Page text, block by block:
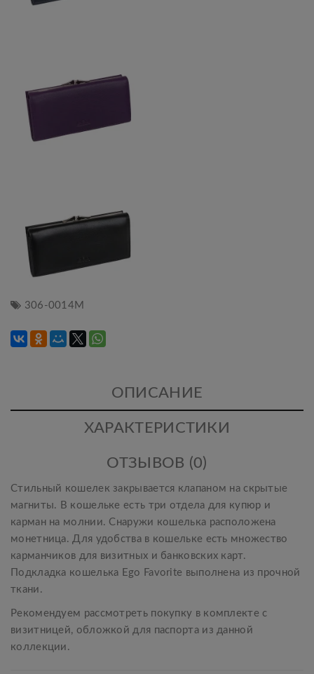
306-0014M
ОПИСАНИЕ
ХАРАКТЕРИСТИКИ
ОТЗЫВОВ (0)
Стильный кошелек закрывается клапаном на скрытые
магниты. В кошельке есть три отдела для купюр и
карман на молнии. Снаружи кошелька расположена
монетница. Для удобства в кошельке есть множество
карманчиков для визитных и банковских карт.
Подкладка кошелька Ego Favorite выполнена из прочной
ткани.
Рекомендуем рассмотреть покупку в комплекте с
визитницей, обложкой для паспорта из данной
коллекции.